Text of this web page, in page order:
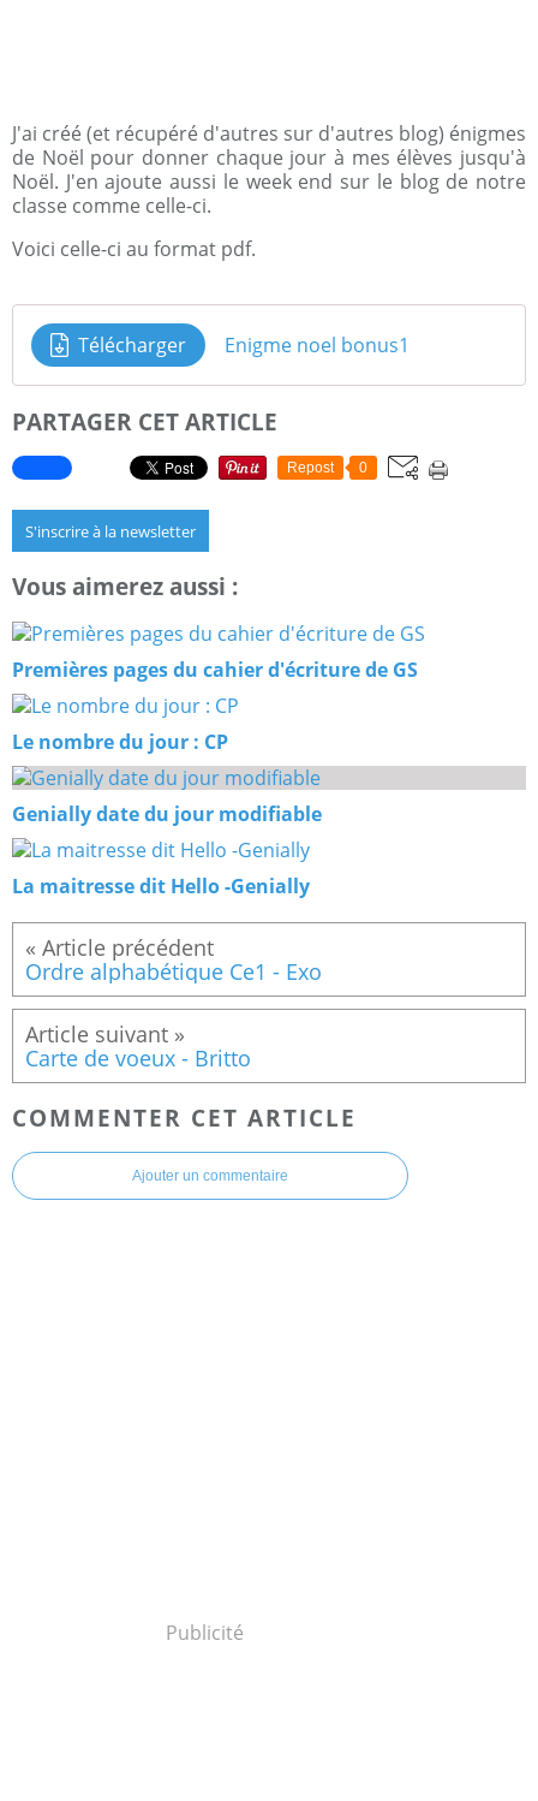
J'ai créé (et récupéré d'autres sur d'autres blog) énigmes
de Noël pour donner chaque jour à mes élèves jusqu'à
Noël. J'en ajoute aussi le week end sur le blog de notre
classe comme celle-ci.
Voici celle-ci au format pdf.
Télécharger Enigme noel bonus1
PARTAGER CET ARTICLE
Repost 0
S'inscrire à la newsletter
Vous aimerez aussi :
Premières pages du cahier d'écriture de GS
Le nombre du jour : CP
Genially date du jour modifiable
La maitresse dit Hello -Genially
Ordre alphabétique Ce1 - Exo
Carte de voeux - Britto
COMMENTER CET ARTICLE
Ajouter un commentaire
Publicité